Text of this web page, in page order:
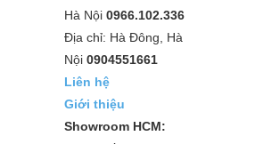
Hà Nội 0966.102.336
Địa chỉ: Hà Đông, Hà
Nội 0904551661
Liên hệ
Giới thiệu
Showroom HCM: